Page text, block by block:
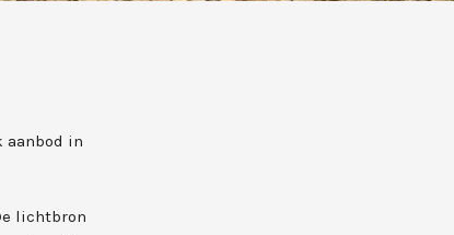
aanbod in
lichtbron